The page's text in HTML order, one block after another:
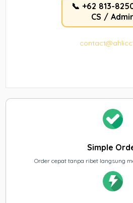
📞 +62 813-
CS /
Simple
Order cepat tanpa ribet langsung